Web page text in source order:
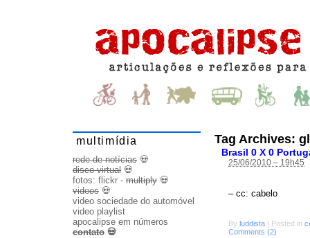
Tag Archives:
Brasil 0 X 0
25/06/2010 – 19h45
– cc: cabelo
By luddista | Posted in
Comments (2)
multimídia
rede de notícias 💀
disco virtual 💀
fotos: flickr - multiply 💀
videos 💀
video sociedade do automóvel
video playlist
apocalipse em números
contato 💀